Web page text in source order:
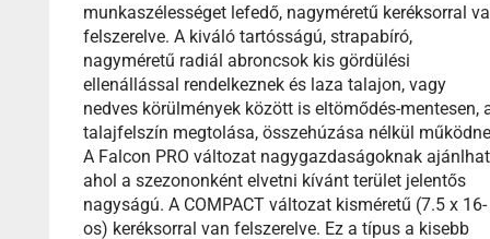
munkaszélességet lefedő, nagyméretű keréksorral
felszerelve. A kiváló tartósságú, strapabíró,
nagyméretű radiál abroncsok kis gördülési
ellenállással rendelkeznek és laza talajon, vagy
nedves körülmények között is eltömődés-mentesen,
talajfelszín megtolása, összehúzása nélkül
A Falcon PRO változat nagygazdaságoknak
ahol a szezononként elvetni kívánt terület jelentős
nagyságú. A COMPACT változat kisméretű (7.5 x 16-
os) keréksorral van felszerelve. Ez a típus a kisebb